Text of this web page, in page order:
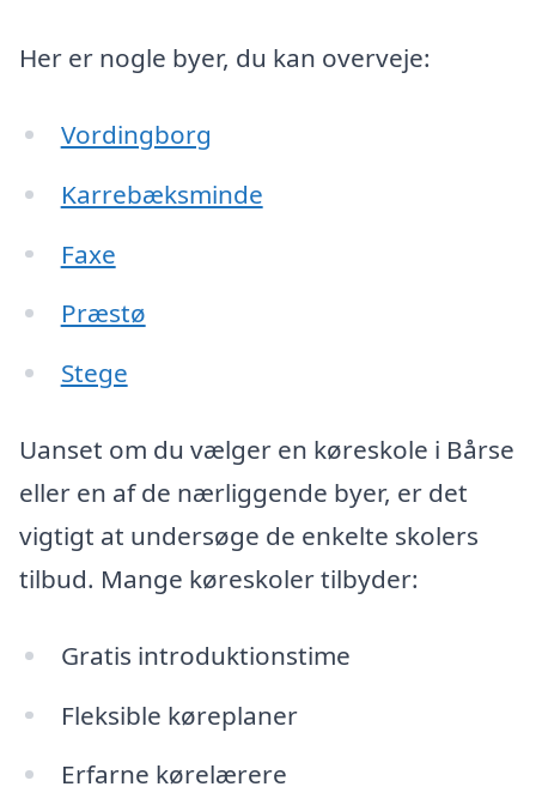
Her er nogle byer, du kan overveje:
Vordingborg
Karrebæksminde
Faxe
Præstø
Stege
Uanset om du vælger en køreskole i Bårse
eller en af de nærliggende byer, er det
vigtigt at undersøge de enkelte skolers
tilbud. Mange køreskoler tilbyder:
Gratis introduktionstime
Fleksible køreplaner
Erfarne kørelærere